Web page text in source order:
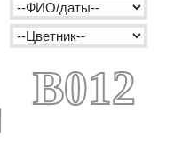
B012